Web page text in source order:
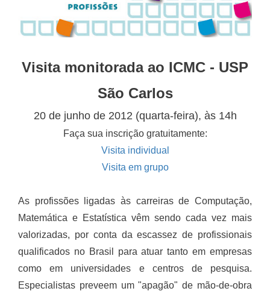
Visita monitorada ao ICMC - USP
São Carlos
20 de junho de 2012 (quarta-feira), às 14h
Faça sua inscrição gratuitamente:
Visita individual
Visita em grupo
As profissões ligadas às carreiras de Computação,
Matemática e Estatística vêm sendo cada vez mais
valorizadas, por conta da escassez de profissionais
qualificados no Brasil para atuar tanto em empresas
como em universidades e centros de pesquisa.
Especialistas preveem um "apagão" de mão-de-obra